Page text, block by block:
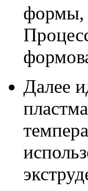
формы,
Далее